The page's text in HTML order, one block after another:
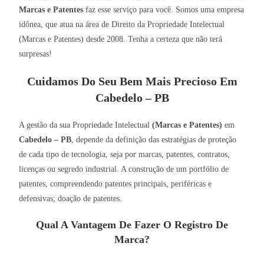
Marcas e Patentes faz esse serviço para você. Somos uma empresa
idônea, que atua na área de Direito da Propriedade Intelectual
(Marcas e Patentes) desde 2008. Tenha a certeza que não terá
surpresas!
Cuidamos Do Seu Bem Mais Precioso Em
Cabedelo – PB
A gestão da sua Propriedade Intelectual(Marcas e Patentes) em
Cabedelo – PB , depende da definição das estratégias de proteção
de cada tipo de tecnologia, seja por marcas, patentes, contratos,
licenças ou segredo industrial. A construção de um portfólio de
patentes, compreendendo patentes principais, periféricas e
defensivas; doação de patentes.
Qual A Vantagem De Fazer O Registro De
Marca?